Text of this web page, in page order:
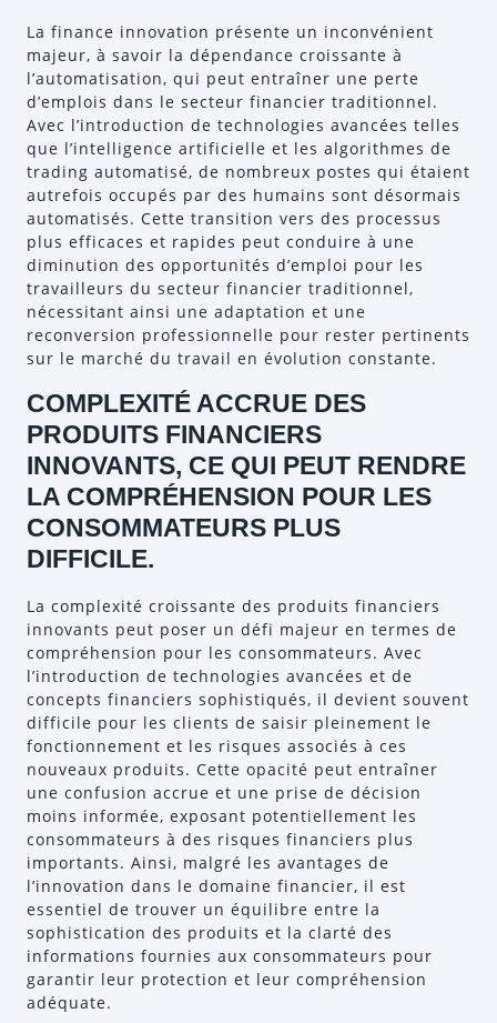
La finance innovation présente un inconvénient
majeur, à savoir la dépendance croissante à
l’automatisation, qui peut entraîner une perte
d’emplois dans le secteur financier traditionnel.
Avec l’introduction de technologies avancées telles
que l’intelligence artificielle et les algorithmes de
trading automatisé, de nombreux postes qui étaient
autrefois occupés par des humains sont désormais
automatisés. Cette transition vers des processus
plus efficaces et rapides peut conduire à une
diminution des opportunités d’emploi pour les
travailleurs du secteur financier traditionnel,
nécessitant ainsi une adaptation et une
reconversion professionnelle pour rester pertinents
sur le marché du travail en évolution constante.
COMPLEXITÉ ACCRUE DES
PRODUITS FINANCIERS
INNOVANTS, CE QUI PEUT RENDRE
LA COMPRÉHENSION POUR LES
CONSOMMATEURS PLUS
DIFFICILE.
La complexité croissante des produits financiers
innovants peut poser un défi majeur en termes de
compréhension pour les consommateurs. Avec
l’introduction de technologies avancées et de
concepts financiers sophistiqués, il devient souvent
difficile pour les clients de saisir pleinement le
fonctionnement et les risques associés à ces
nouveaux produits. Cette opacité peut entraîner
une confusion accrue et une prise de décision
moins informée, exposant potentiellement les
consommateurs à des risques financiers plus
importants. Ainsi, malgré les avantages de
l’innovation dans le domaine financier, il est
essentiel de trouver un équilibre entre la
sophistication des produits et la clarté des
informations fournies aux consommateurs pour
garantir leur protection et leur compréhension
adéquate.